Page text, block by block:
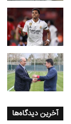
آخرین دیدگاه‌ها